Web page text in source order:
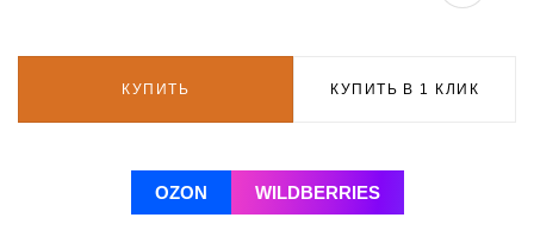
КУПИТЬ КУПИТЬ В 1 КЛИК
OZON WILDBERRIES